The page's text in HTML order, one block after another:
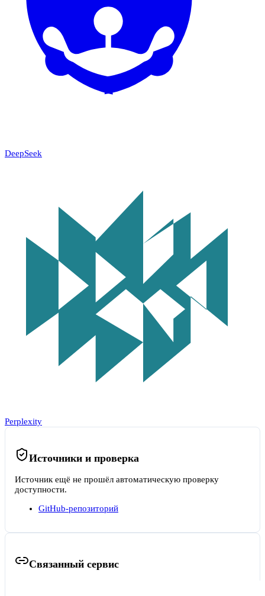
DeepSeek
Perplexity
Источники и проверка
Источник ещё не прошёл автоматическую проверку
доступности.
GitHub-репозиторий
Связанный сервис